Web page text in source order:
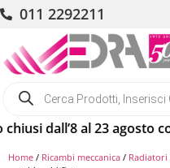
011 2292211
dall’8 al 23 agosto
Home / Ricambi meccanica / Radiatori